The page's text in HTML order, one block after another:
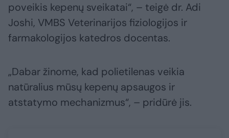
poveikis kepenų sveikatai“, – teigė dr. Adi
Joshi, VMBS Veterinarijos fiziologijos ir
farmakologijos katedros docentas.
„Dabar žinome, kad polietilenas veikia
natūralius mūsų kepenų apsaugos ir
atstatymo mechanizmus“, – pridūrė jis.